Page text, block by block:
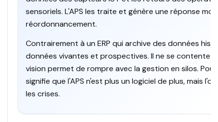
sensoriels. L'APS les traite et génère une réponse
réordonnancement.
Contrairement à un ERP qui archive des données
données vivantes et prospectives. Il ne se contente
vision permet de rompre avec la gestion en silos.
signifie que l'APS n'est plus un logiciel de plus, mais
les crises.